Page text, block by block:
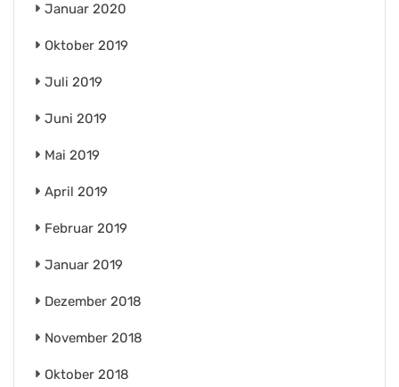
Januar 2020
Oktober 2019
Juli 2019
Juni 2019
Mai 2019
April 2019
Februar 2019
Januar 2019
Dezember 2018
November 2018
Oktober 2018